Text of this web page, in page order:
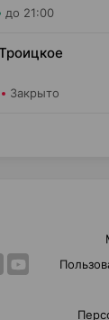
до 21:00
Закрыто